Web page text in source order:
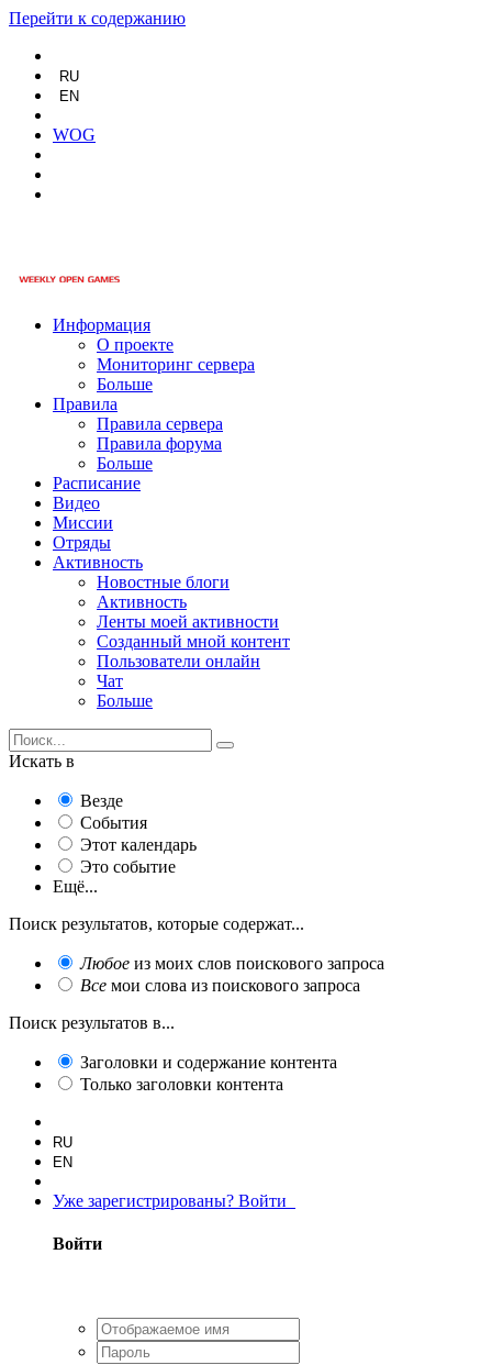
Перейти к содержанию
RU
EN
WOG
Информация
О проекте
Мониторинг сервера
Больше
Правила
Правила сервера
Правила форума
Больше
Расписание
Видео
Миссии
Отряды
Активность
Новостные блоги
Активность
Ленты моей активности
Созданный мной контент
Пользователи онлайн
Чат
Больше
Искать в
Везде
События
Этот календарь
Это событие
Ещё...
Поиск результатов, которые содержат...
Любое из моих слов поискового запроса
Все мои слова из поискового запроса
Поиск результатов в...
Заголовки и содержание контента
Только заголовки контента
RU
EN
Уже зарегистрированы? Войти
Войти